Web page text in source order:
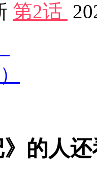
第2话
的人